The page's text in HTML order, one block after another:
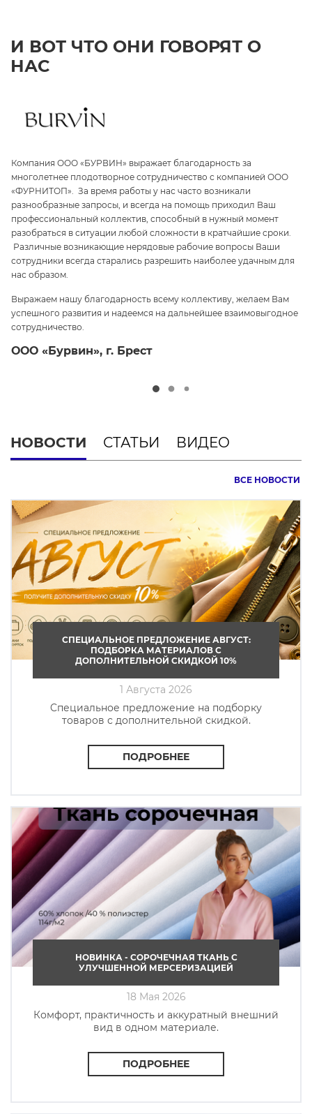
И ВОТ ЧТО ОНИ ГОВОРЯТ О
НАС
Компания ООО «БУРВИН» выражает благодарность за
многолетнее плодотворное сотрудничество с компанией ООО
«ФУРНИТОП». За время работы у нас часто возникали
разнообразные запросы, и всегда на помощь приходил Ваш
профессиональный коллектив, способный в нужный момент
разобраться в ситуации любой сложности в кратчайшие сроки.
Различные возникающие нерядовые рабочие вопросы Ваши
сотрудники всегда старались разрешить наиболее удачным для
нас образом.
Выражаем нашу благодарность всему коллективу, желаем Вам
успешного развития и надеемся на дальнейшее взаимовыгодное
сотрудничество.
ООО «Бурвин», г. Брест
НОВОСТИ СТАТЬИ ВИДЕО
СПЕЦИАЛЬНОЕ ПРЕДЛОЖЕНИЕ АВГУСТ:
ПОДБОРКА МАТЕРИАЛОВ С
ДОПОЛНИТЕЛЬНОЙ СКИДКОЙ 10%
1 Августа 2026
Cпециальное предложение на подборку
товаров с дополнительной скидкой.
ПОДРОБНЕЕ
НОВИНКА - СОРОЧЕЧНАЯ ТКАНЬ C
УЛУЧШЕННОЙ МЕРСЕРИЗАЦИЕЙ
18 Мая 2026
Комфорт, практичность и аккуратный внешний
вид в одном материале.
ПОДРОБНЕЕ
ВСЕ НОВОСТИ